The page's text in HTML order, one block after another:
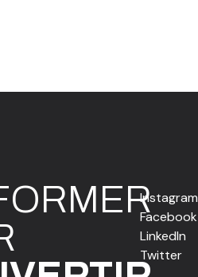
RMERInstagram
Facebook
LinkedIn
Twitter